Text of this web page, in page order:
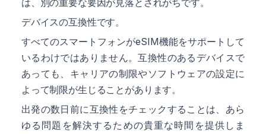
デバイスの互換性です。
すべてのスマートフォンがeSIM機能をサポートして
いるわけではありません。互換性のあるデバイスで
あっても、キャリアの制限やソフトウェアの設定に
よって制限が生じることがあります。
出発の数日前に互換性をチェックすることは、あら
ゆる問題を解決するための貴重な時間を提供しま